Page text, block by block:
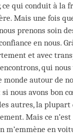
ce qui conduit à la
Mais une fois
prenons soin
en nous.
et avec
qui nous
autour de
nous avons bon
autres, la plupart
Mais ce n’est
m’emmène en